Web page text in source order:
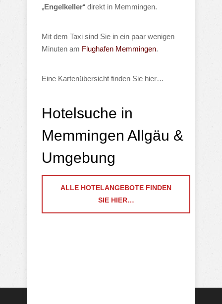
„Engelkeller“ direkt in Memmingen.
Mit dem Taxi sind Sie in ein paar wenigen
Minuten am Flughafen Memmingen.
Eine Kartenübersicht finden Sie hier…
Hotelsuche in
Memmingen Allgäu &
Umgebung
ALLE HOTELANGEBOTE FINDEN
SIE HIER…